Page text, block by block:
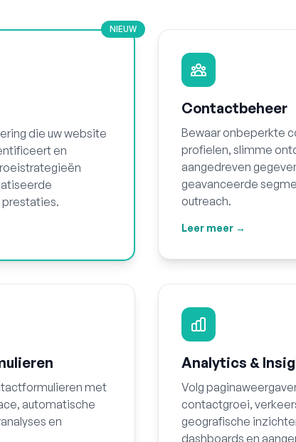
NIEUW
die uw website
en
prestaties.
Contactbeheer
Bewaar onbeperkte
profielen, slimme
aangedreven
geavanceerde
outreach.
Leer meer →
met
automatische
en
Analytics &
Volg
contactgroei,
geografische
dashboards en